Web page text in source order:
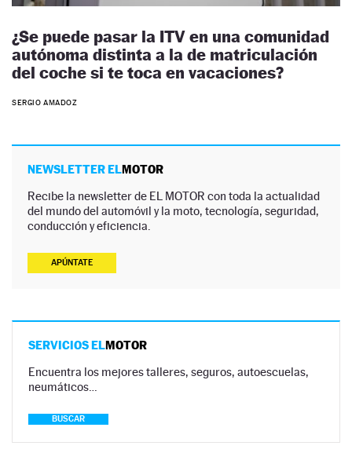
¿Se puede pasar la ITV en una comunidad
autónoma distinta a la de matriculación
del coche si te toca en vacaciones?
SERGIO AMADOZ
NEWSLETTER ELMOTOR
Recibe la newsletter de EL MOTOR con toda la actualidad
del mundo del automóvil y la moto, tecnología, seguridad,
conducción y eficiencia.
APÚNTATE
SERVICIOS ELMOTOR
Encuentra los mejores talleres, seguros, autoescuelas,
neumáticos…
BUSCAR